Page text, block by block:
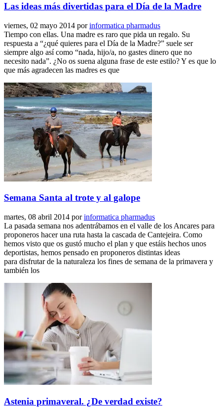
Las ideas más divertidas para el Día de la Madre
viernes, 02 mayo 2014 porinformatica pharmadus
Tiempo con ellas. Una madre es raro que pida un regalo. Su
respuesta a “¿qué quieres para el Día de la Madre?” suele ser
siempre algo así como “nada, hijo/a, no gastes dinero que no
necesito nada”. ¿No os suena alguna frase de este estilo? Y es que lo
que más agradecen las madres es que
Semana Santa al trote y al galope
martes, 08 abril 2014 porinformatica pharmadus
La pasada semana nos adentrábamos en el valle de los Ancares para
proponeros hacer una ruta hasta la cascada de Cantejeira. Como
hemos visto que os gustó mucho el plan y que estáis hechos unos
deportistas, hemos pensado en proponeros distintas ideas
para disfrutar de la naturaleza los fines de semana de la primavera y
también los
Astenia primaveral. ¿De verdad existe?